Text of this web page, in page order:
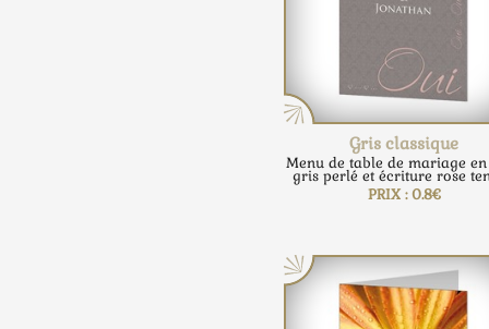
Gris classique
Menu de table de mariage
gris perlé et écriture rose
PRIX : 0.8€